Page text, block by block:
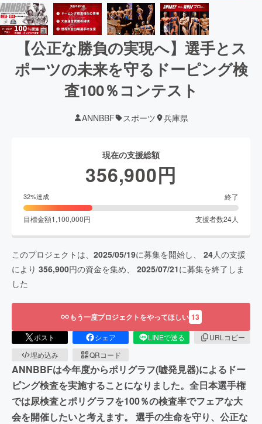
【公正な勝負の実現へ】選手とス
ポーツの未来を守るドーピング検
査100％コンテスト
ANNBBF スポーツ 兵庫県
現在の支援総額
356,900円
32%達成 終了
目標金額1,100,000円 支援者数24人
このプロジェクトは、 2025/05/19に募集を開始し、 24人の支援
により 356,900円の資金を集め、 2025/07/21に募集を終了しま
した
もう一度プロジェクトをやってほしい 13
ポスト シェア LINEで送る
URLコピー
埋め込み
QRコード
ANNBBFは今年度からポリグラフ(嘘発見器)によるドー
ピング検査を実施することになりました。全日本選手権
では尿検査とポリグラフを100％の検査率でフェアな大
会を開催したいと考えます。 選手の生命を守り、公正な